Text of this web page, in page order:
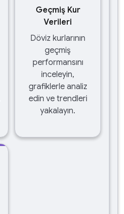
Geçmiş Kur
Verileri
Döviz kurlarının
geçmiş
performansını
inceleyin,
grafiklerle analiz
edin ve trendleri
yakalayın.